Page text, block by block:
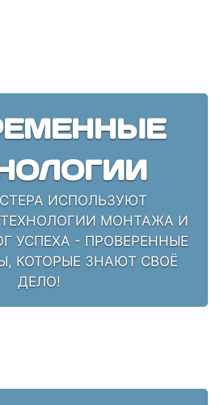
ИСПОЛЬЗУЮТ
МОНТАЖА И
УСПЕХА - ПРОВЕРЕННЫЕ
КОТОРЫЕ ЗНАЮТ СВОЁ
ДЕЛО!